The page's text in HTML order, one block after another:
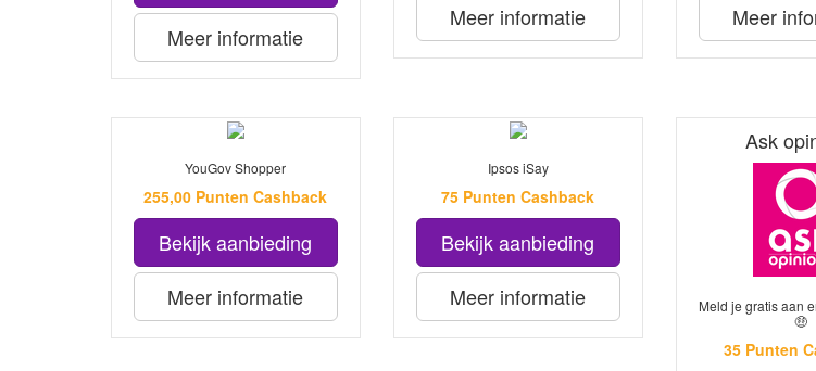
Meer informatie
Meer informatie
Meer
YouGov Shopper
255,00 Punten Cashback
Bekijk aanbieding
Meer informatie
Ipsos iSay
75 Punten Cashback
Bekijk aanbieding
Meer informatie
Ask
Meld je gratis aan
🤑
35 Punten